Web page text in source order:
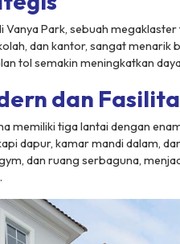
Vanya Park, sebuah
dan kantor, sangat
tol semakin meningkatkan
dan
memiliki tiga lantai dengan
dapur, kamar mandi dalam,
dan ruang serbaguna,